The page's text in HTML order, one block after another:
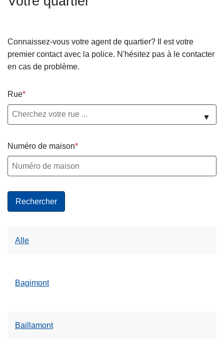
Connaissez-vous votre agent de quartier? Il est votre
premier contact avec la police. N'hésitez pas à le contacter
en cas de problème.
Rue
▼
Numéro de maison
Alle
Bagimont
Baillamont